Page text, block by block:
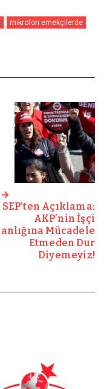
mikrofon emekçilerde
SEP’ten Açıklama:
AKP’nin İşçi
Mücadele
Etmeden Dur
Diyemeyiz!